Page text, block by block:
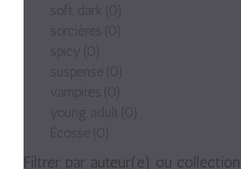
soft dark (0)
sorcières (0)
spicy (0)
suspense (0)
vampires (0)
young adult (0)
Écosse (0)
Filtrer par auteur(e) ou collection